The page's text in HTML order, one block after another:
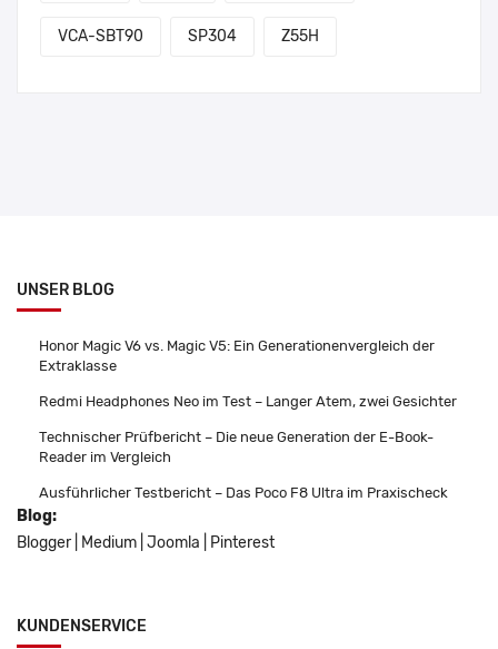
VCA-SBT90 SP304 Z55H
UNSER BLOG
Honor Magic V6 vs. Magic V5: Ein Generationenvergleich der
Extraklasse
Redmi Headphones Neo im Test – Langer Atem, zwei Gesichter
Technischer Prüfbericht – Die neue Generation der E-Book-
Reader im Vergleich
Ausführlicher Testbericht – Das Poco F8 Ultra im Praxischeck
Blog:
Blogger
Medium Joomla Pinterest
KUNDENSERVICE